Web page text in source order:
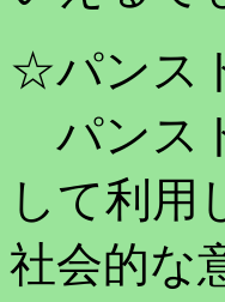
☆パンス
パンス
して利用
社会的な